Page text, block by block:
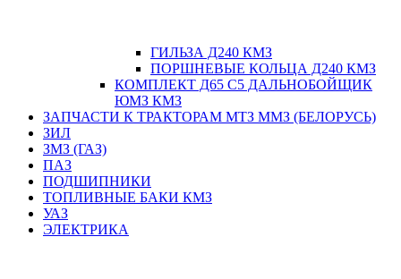
ГИЛЬЗА Д240 КМЗ
ПОРШНЕВЫЕ КОЛЬЦА Д240 КМЗ
КОМПЛЕКТ Д65 С5 ДАЛЬНОБОЙЩИК
ЮМЗ КМЗ
ЗАПЧАСТИ К ТРАКТОРАМ МТЗ ММЗ (БЕЛОРУСЬ)
ЗИЛ
ЗМЗ (ГАЗ)
ПАЗ
ПОДШИПНИКИ
ТОПЛИВНЫЕ БАКИ КМЗ
УАЗ
ЭЛЕКТРИКА